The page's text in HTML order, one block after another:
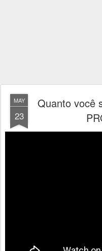
MAY
23
Quanto você